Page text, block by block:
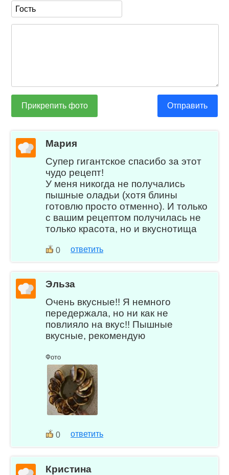
Прикрепить фото Отправить
Мария
Супер гигантское спасибо за этот
чудо рецепт!
У меня никогда не получались
пышные оладьи (хотя блины
готовлю просто отменно). И только
с вашим рецептом получилась не
только красота, но и вкуснотища
0 ответить
Эльза
Очень вкусные!! Я немного
передержала, но ни как не
повлияло на вкус!! Пышные
вкусные, рекомендую
Фото
0 ответить
Кристина